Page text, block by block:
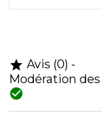
 Avis (0) -
Modération des
